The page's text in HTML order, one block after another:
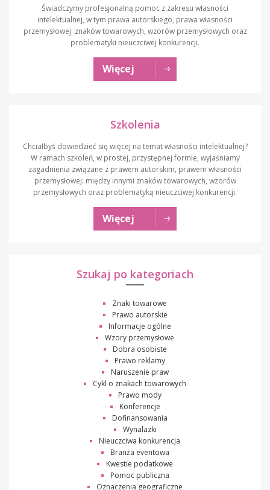
Świadczymy profesjonalną pomoc z zakresu własności
intelektualnej, w tym prawa autorskiego, prawa własności
przemysłowej: znaków towarowych, wzorów przemysłowych oraz
problematyki nieuczciwej konkurencji.
Więcej
Szkolenia
Chciałbyś dowiedzieć się więcej na temat własności intelektualnej?
W ramach szkoleń, w prostej, przystępnej formie, wyjaśniamy
zagadnienia związane z prawem autorskim, prawem własności
przemysłowej: między innymi znaków towarowych, wzorów
przemysłowych oraz problematyką nieuczciwej konkurencji.
Więcej
Szukaj po kategoriach
Znaki towarowe
Prawo autorskie
Informacje ogólne
Wzory przemysłowe
Dobra osobiste
Prawo reklamy
Naruszenie praw
Cykl o znakach towarowych
Prawo mody
Konferencje
Dofinansowania
Wynalazki
Nieuczciwa konkurencja
Branża eventowa
Kwestie podatkowe
Pomoc publiczna
Oznaczenia geograficzne